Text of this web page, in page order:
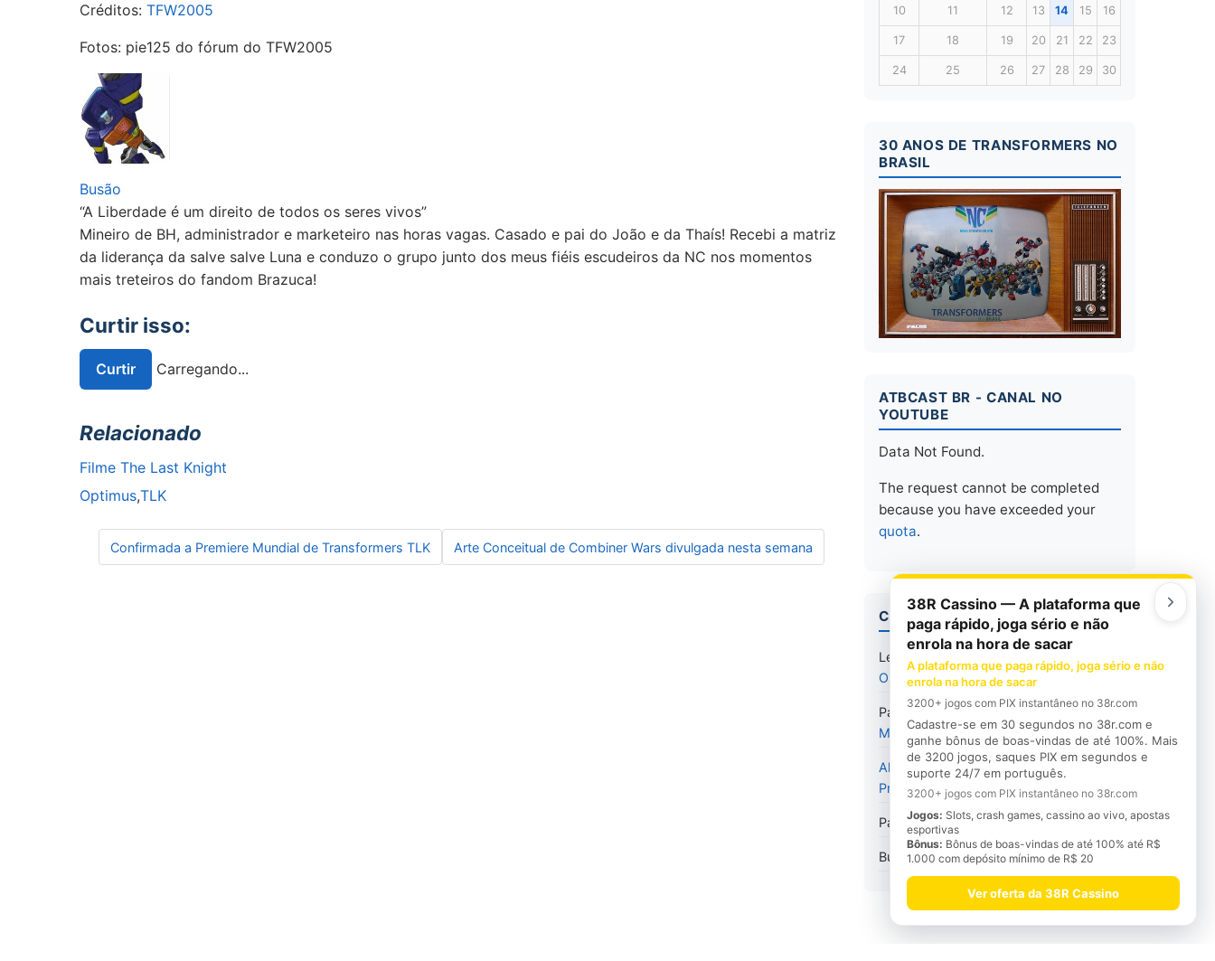
Créditos: TFW2005
Fotos: pie125 do fórum do TFW2005
Busão
“A Liberdade é um direito de todos os seres vivos”
Mineiro de BH, administrador e marketeiro nas horas vagas. Casado e pai do João e da Thaís! Recebi a matriz
da liderança da salve salve Luna e conduzo o grupo junto dos meus fiéis escudeiros da NC nos momentos
mais treteiros do fandom Brazuca!
Curtir isso:
Curtir Carregando...
Relacionado
Filme The Last Knight
Optimus,TLK
Navegação de Post
Confirmada a Premiere Mundial de Transformers TLK Arte Conceitual de Combiner Wars divulgada nesta semana
10 11 12 13 14 15 16
17 18 19 20 21 22 23
24 25 26 27 28 29 30
30 ANOS DE TRANSFORMERS NO
BRASIL
ATBCAST BR - CANAL NO
YOUTUBE
Data Not Found.
The request cannot be completed
because you have exceeded your
quota.
COMENTÁRIOS
Leonardo
Concurso Cultural 2018 –
Os Vencedores
Paulo AquinoemFeliz Aniversário
Marcelo Matere
Alexandre Rodrigues em
Abrin 2018 –
Primeiras imagens e informações
Paulo AquinoemMural da NC #9
BusãoemMural da NC #9
38R Cassino — A plataforma que
paga rápido, joga sério e não
enrola na hora de sacar
A plataforma que paga rápido, joga sério e não
enrola na hora de sacar
3200+ jogos com PIX instantâneo no 38r.com
Cadastre-se em 30 segundos no 38r.com e
ganhe bônus de boas-vindas de até 100%. Mais
de 3200 jogos, saques PIX em segundos e
suporte 24/7 em português.
3200+ jogos com PIX instantâneo no 38r.com
Jogos: Slots, crash games, cassino ao vivo, apostas
esportivas
Bônus: Bônus de boas-vindas de até 100% até R$
1.000 com depósito mínimo de R$ 20
Ver oferta da 38R Cassino